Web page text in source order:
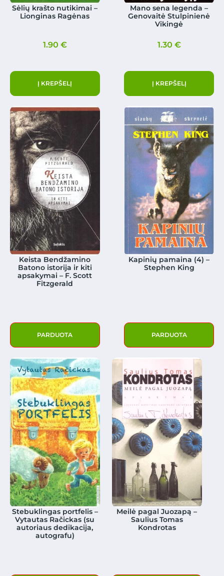
Sėlių krašto nutikimai –
Lionginas Ragėnas
1.90 €
Į KREPŠELĮ
Mano sena legenda –
Genovaitė Stulpinienė
Vikingė
1.30 €
Į KREPŠELĮ
Keista Bendžamino
Batono istorija ir kiti
apsakymai – F. Scott
Fitzgerald
PARDUOTA
Kapinių pamaina (4) –
Stephen King
PARDUOTA
Stebuklingas portfelis –
Vytautas Račickas (su
autoriaus dedikacija,
autografu)
Meilė pagal Juozapą –
Saulius Tomas
Kondrotas